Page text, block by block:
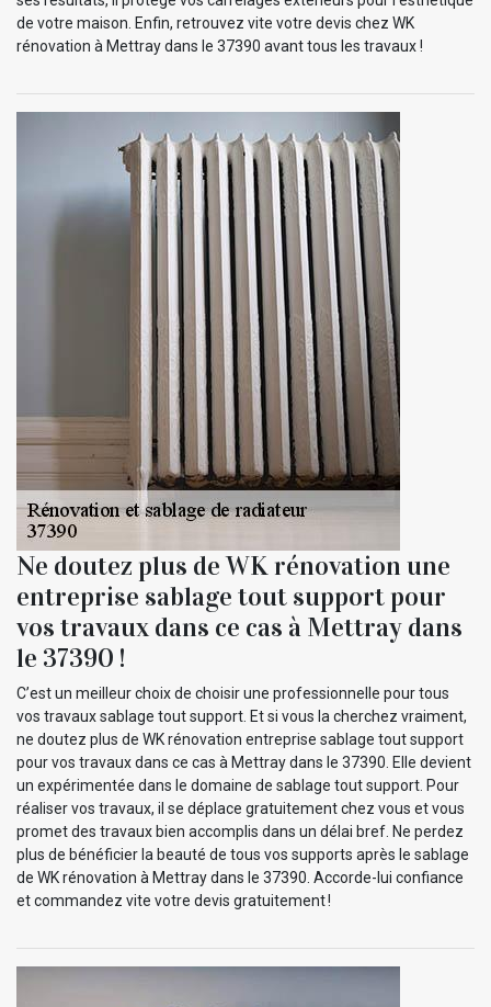
de votre maison. Enfin, retrouvez vite votre devis chez WK
rénovation à Mettray dans le 37390 avant tous les travaux !
Ne doutez plus de WK rénovation une
entreprise sablage tout support pour
vos travaux dans ce cas à Mettray dans
le 37390 !
C’est un meilleur choix de choisir une professionnelle pour tous
vos travaux sablage tout support. Et si vous la cherchez vraiment,
ne doutez plus de WK rénovation entreprise sablage tout support
pour vos travaux dans ce cas à Mettray dans le 37390. Elle devient
un expérimentée dans le domaine de sablage tout support. Pour
réaliser vos travaux, il se déplace gratuitement chez vous et vous
promet des travaux bien accomplis dans un délai bref. Ne perdez
plus de bénéficier la beauté de tous vos supports après le sablage
de WK rénovation à Mettray dans le 37390. Accorde-lui confiance
et commandez vite votre devis gratuitement !